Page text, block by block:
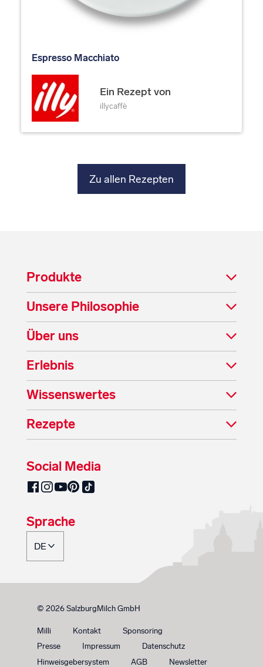
Espresso Macchiato
Ein Rezept von
illycaffè
Zu allen Rezepten
Produkte
Unsere Philosophie
Über uns
Erlebnis
Wissenswertes
Rezepte
Social Media
SalzburgMilch auf Facebook
SalzburgMilch auf Instagram
SalzburgMilch auf YouTube
SalzburgMilch auf Pinterest
SalzburgMilch auf TikTok
Sprache
© 2026 SalzburgMilch GmbH
Milli Kontakt
Sponsoring
Presse
Impressum
Datenschutz
Hinweisgebersystem
AGB Newsletter